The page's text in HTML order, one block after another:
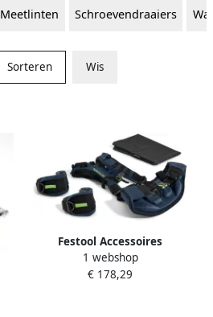
Meetlinten Schroevendraaiers
Sorteren Wis
Festool Accessoires
Draagharnas TG-EXO 18 |
voor ExoActive-exoskelet
1 webshop
€ 178,29